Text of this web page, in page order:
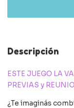
Descripción
ESTE JUEGO LA
PREVIAS y
¿Te imaginás